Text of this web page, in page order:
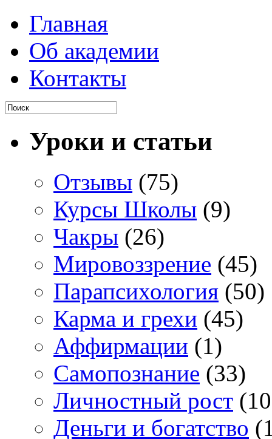
Главная
Об академии
Контакты
Уроки и статьи
Отзывы (75)
Курсы Школы (9)
Чакры (26)
Мировоззрение (45)
Парапсихология (50)
Карма и грехи (45)
Аффирмации (1)
Самопознание (33)
Личностный рост
Деньги и богатство